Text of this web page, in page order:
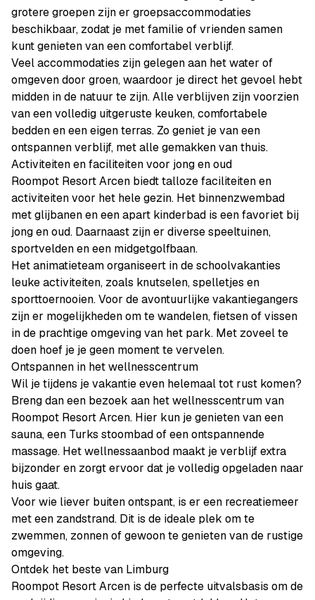
grotere groepen zijn er groepsaccommodaties
beschikbaar, zodat je met familie of vrienden samen
kunt genieten van een comfortabel verblijf.
Veel accommodaties zijn gelegen aan het water of
omgeven door groen, waardoor je direct het gevoel hebt
midden in de natuur te zijn. Alle verblijven zijn voorzien
van een volledig uitgeruste keuken, comfortabele
bedden en een eigen terras. Zo geniet je van een
ontspannen verblijf, met alle gemakken van thuis.
Activiteiten en faciliteiten voor jong en oud
Roompot Resort Arcen biedt talloze faciliteiten en
activiteiten voor het hele gezin. Het binnenzwembad
met glijbanen en een apart kinderbad is een favoriet bij
jong en oud. Daarnaast zijn er diverse speeltuinen,
sportvelden en een midgetgolfbaan.
Het animatieteam organiseert in de schoolvakanties
leuke activiteiten, zoals knutselen, spelletjes en
sporttoernooien. Voor de avontuurlijke vakantiegangers
zijn er mogelijkheden om te wandelen, fietsen of vissen
in de prachtige omgeving van het park. Met zoveel te
doen hoef je je geen moment te vervelen.
Ontspannen in het wellnesscentrum
Wil je tijdens je vakantie even helemaal tot rust komen?
Breng dan een bezoek aan het wellnesscentrum van
Roompot Resort Arcen. Hier kun je genieten van een
sauna, een Turks stoombad of een ontspannende
massage. Het wellnessaanbod maakt je verblijf extra
bijzonder en zorgt ervoor dat je volledig opgeladen naar
huis gaat.
Voor wie liever buiten ontspant, is er een recreatiemeer
met een zandstrand. Dit is de ideale plek om te
zwemmen, zonnen of gewoon te genieten van de rustige
omgeving.
Ontdek het beste van Limburg
Roompot Resort Arcen is de perfecte uitvalsbasis om de